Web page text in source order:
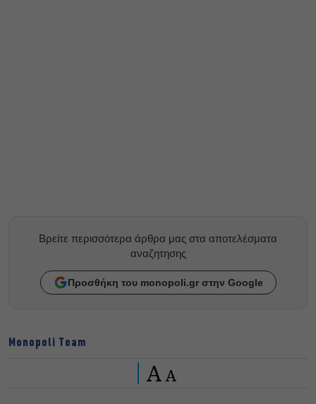
Βρείτε περισσότερα άρθρα μας στα αποτελέσματα
αναζητησης
Προσθήκη του monopoli.gr στην Google
Monopoli Team
A A